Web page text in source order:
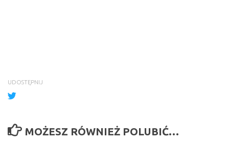
UDOSTĘPNIJ
MOŻESZ RÓWNIEŻ POLUBIĆ…